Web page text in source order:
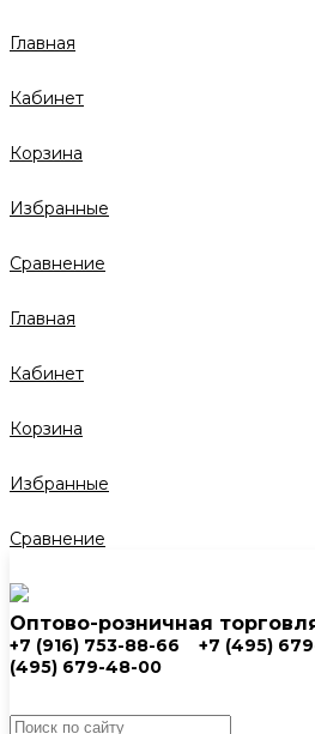
Главная
Кабинет
Корзина
Избранные
Сравнение
Главная
Кабинет
Корзина
Избранные
Сравнение
Оптово-розничная
+7 (916) 753-88-66 +7 (495)
(495) 679-48-00